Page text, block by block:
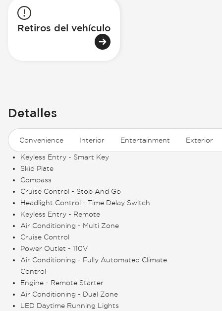
Retiros del vehículo
Detalles
Convenience Interior Entertainment Exterior
Keyless Entry - Smart Key
Skid Plate
Compass
Cruise Control - Stop And Go
Headlight Control - Time Delay Switch
Keyless Entry - Remote
Air Conditioning - Multi Zone
Cruise Control
Power Outlet - 110V
Air Conditioning - Fully Automated Climate
Control
Engine - Remote Starter
Air Conditioning - Dual Zone
LED Daytime Running Lights